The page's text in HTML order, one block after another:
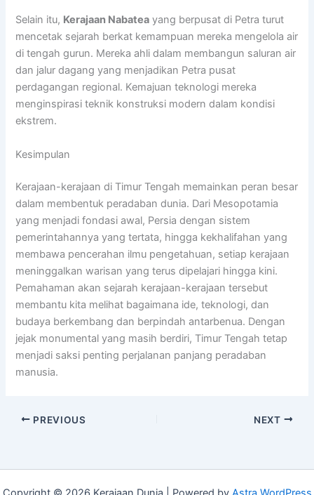
Selain itu, Kerajaan Nabatea yang berpusat di Petra turut
mencetak sejarah berkat kemampuan mereka mengelola air
di tengah gurun. Mereka ahli dalam membangun saluran air
dan jalur dagang yang menjadikan Petra pusat
perdagangan regional. Kemajuan teknologi mereka
menginspirasi teknik konstruksi modern dalam kondisi
ekstrem.
Kesimpulan
Kerajaan-kerajaan di Timur Tengah memainkan peran besar
dalam membentuk peradaban dunia. Dari Mesopotamia
yang menjadi fondasi awal, Persia dengan sistem
pemerintahannya yang tertata, hingga kekhalifahan yang
membawa pencerahan ilmu pengetahuan, setiap kerajaan
meninggalkan warisan yang terus dipelajari hingga kini.
Pemahaman akan sejarah kerajaan-kerajaan tersebut
membantu kita melihat bagaimana ide, teknologi, dan
budaya berkembang dan berpindah antarbenua. Dengan
jejak monumental yang masih berdiri, Timur Tengah tetap
menjadi saksi penting perjalanan panjang peradaban
manusia.
PREVIOUS NEXT